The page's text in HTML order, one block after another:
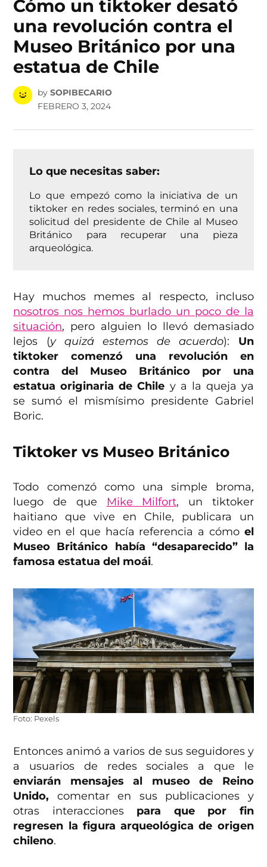
Cómo un tiktoker desató
una revolución contra el
Museo Británico por una
estatua de Chile
by SOPIBECARIO
FEBRERO 3, 2024
Lo que necesitas saber:
Lo que empezó como la iniciativa de un
tiktoker en redes sociales, terminó en una
solicitud del presidente de Chile al Museo
Británico para recuperar una pieza
arqueológica.
Hay muchos memes al respecto, incluso
nosotros nos hemos burlado un poco de la
situación, pero alguien lo llevó demasiado
lejos (y quizá estemos de acuerdo): Un
tiktoker comenzó una revolución en
contra del Museo Británico por una
estatua originaria de Chile y a la queja ya
se sumó el mismísimo presidente Gabriel
Boric.
Tiktoker vs Museo Británico
Todo comenzó como una simple broma,
luego de que
Mike Milfort, un tiktoker
haitiano que vive en Chile, publicara un
video en el que hacía referencia a cómo el
Museo Británico había “desaparecido” la
famosa estatua del moái.
Foto: Pexels
Entonces animó a varios de sus seguidores y
a usuarios de redes sociales a que le
enviarán mensajes al museo de Reino
Unido, comentar en sus publicaciones y
otras interaccionespara que por fin
regresen la figura arqueológica de origen
chileno.